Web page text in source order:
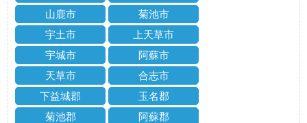
山鹿市
菊池市
宇土市
上天草市
宇城市
阿蘇市
天草市
合志市
下益城郡
玉名郡
菊池郡
阿蘇郡